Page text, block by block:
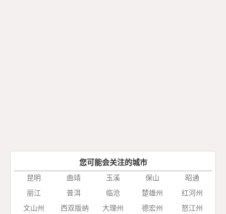
您可能会关注的城市
昆明 曲靖 玉溪 保山
昭通
丽江
普洱 临沧 楚雄州
红河州
文山州
西双版纳
大理州 德宏州
怒江州